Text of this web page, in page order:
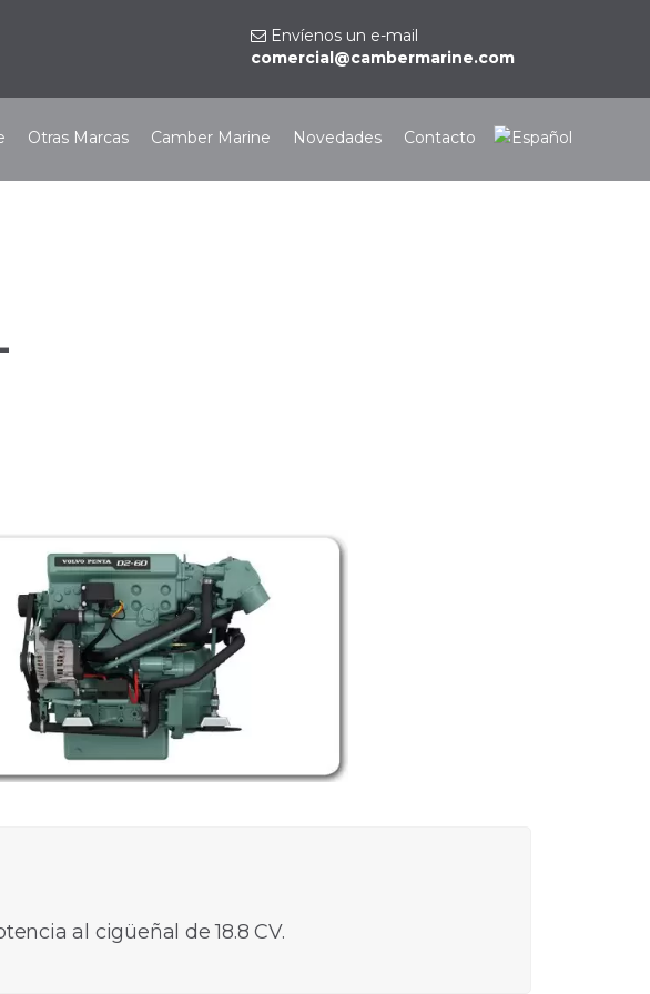
Envíenos un e-mail
comercial@cambermarine.com
Otras Marcas Camber Marine Novedades Contacto
al cigüeñal de 18.8 CV.